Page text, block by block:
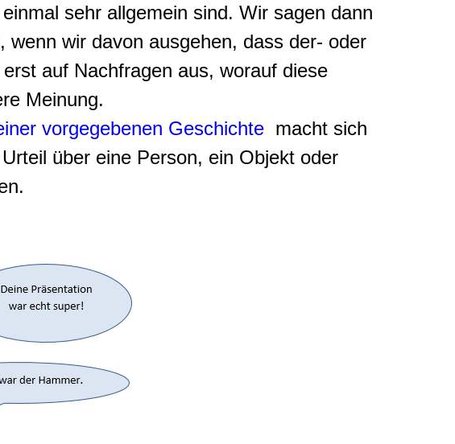
sehr allgemein sind. Wir sagen dann
wir davon ausgehen, dass der- oder
auf Nachfragen aus, worauf diese
Meinung.
vorgegebenen Geschichte macht sich
über eine Person, ein Objekt oder